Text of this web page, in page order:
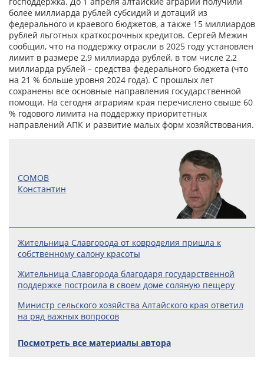
более миллиарда рублей субсидий и дотаций из
федерального и краевого бюджетов, а также 15 миллиардов
рублей льготных краткосрочных кредитов. Сергей Межин
сообщил, что на поддержку отрасли в 2025 году установлен
лимит в размере 2,9 миллиарда рублей, в том числе 2,2
миллиарда рублей – средства федерального бюджета (что
на 21 % больше уровня 2024 года). С прошлых лет
сохранены все основные направления государственной
помощи. На сегодня аграриям края перечислено свыше 60
% годового лимита на поддержку приоритетных
направлений АПК и развитие малых форм хозяйствования.
СОМОВ
Константин
Жительница Славгорода от ковроделия пришла к
собственному салону красоты
Жительница Славгорода благодаря государственной
поддержке построила в своем доме соляную пещеру
Министр сельского хозяйства Алтайского края ответил
на ряд важных вопросов
Посмотреть все материалы автора